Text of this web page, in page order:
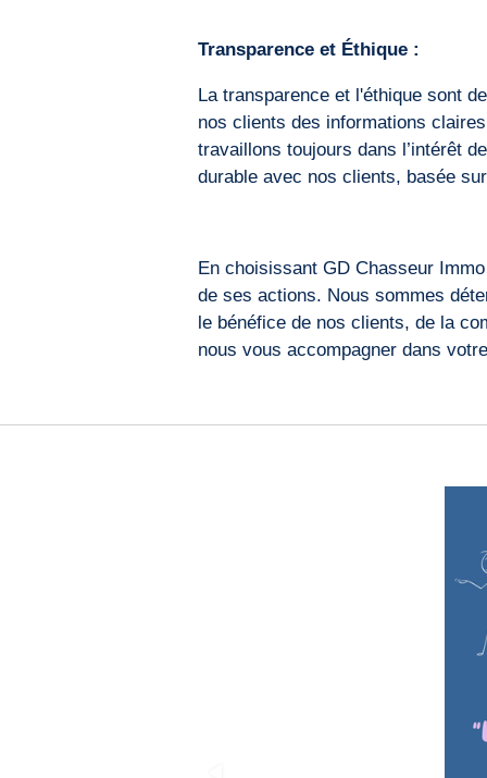
Transparence et Éthique :
La transparence et l'éthique sont
nos clients des informations
travaillons toujours dans l’intérêt
durable avec nos clients, basée
En choisissant GD Chasseur
de ses actions. Nous sommes
le bénéfice de nos clients, de la
nous vous accompagner dans